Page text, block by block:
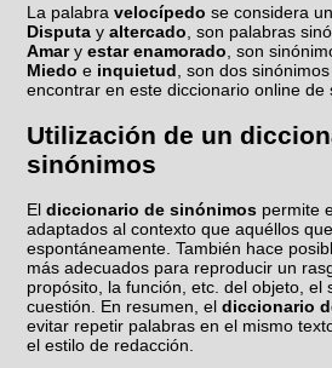
La palabravelocípedo se considera
Disputa yaltercado, son palabras
Amaryestar enamorado, son
Miedo e inquietud, son dos
encontrar en este diccionario online de
Utilización de un
sinónimos
Eldiccionario de sinónimos permite
adaptados al contexto que aquéllos
espontáneamente. También hace
más adecuados para reproducir un
propósito, la función, etc. del objeto, el
cuestión. En resumen, eldiccionario
evitar repetir palabras en el mismo
el estilo de redacción.